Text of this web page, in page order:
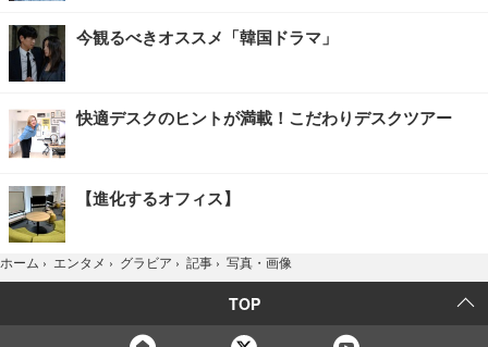
今観るべきオススメ「韓国ドラマ」
快適デスクのヒントが満載！こだわりデスクツアー
【進化するオフィス】
ホーム › エンタメ › グラビア › 記事 › 写真・画像
TOP